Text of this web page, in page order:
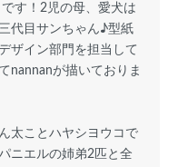
す！2児の母、愛犬は
代目サンちゃん♪型紙
ザイン部門を担当して
nannanが描いておりま
太ことハヤシヨウコで
ニエルの姉弟2匹と全